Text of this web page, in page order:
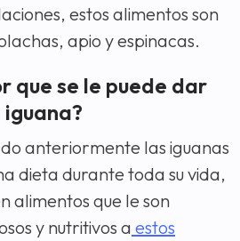
estos alimentos son
apio y espinacas.
que se le puede dar
anteriormente las iguanas
dieta durante toda su vida,
alimentos que le son
y nutritivos a estos